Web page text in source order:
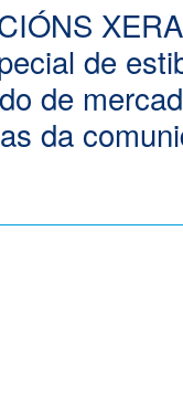
de
de
da